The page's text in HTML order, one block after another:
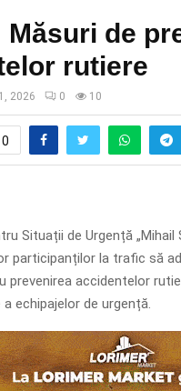
Măsuri de
rutiere
2026 0 10
0
Situații de Urgență „Mihail
participanților la trafic să
prevenirea accidentelor
echipajelor de urgență.